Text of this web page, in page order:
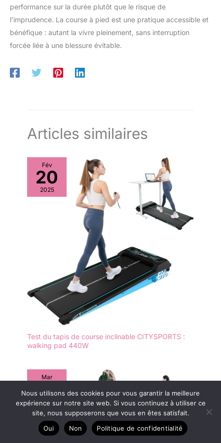
sport ou lors de vacances lointaines. Se range dans le sac de
performance sur la durée plutôt que le risque de
l’imprudence. La course à pied est une pratique accessible et
bénéfique : autant la vivre pleinement, sans interruption
forcée liée à une blessure évitable.
Articles similaires
Fév
20
2025
Test du tapis de course inclinable CITYSPORTS :
walking pad 440W
Mar
2
2025
Nous utilisons des cookies pour vous garantir la meilleure
expérience sur notre site web. Si vous continuez à utiliser ce
site, nous supposerons que vous en êtes satisfait.
Oui
Non Politique de confidentialité